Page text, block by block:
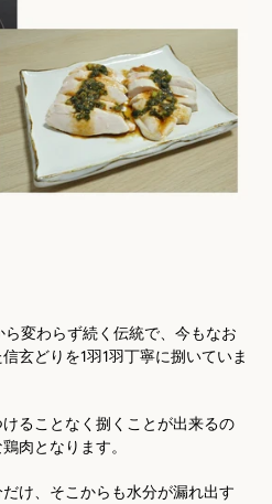
変わらず続く伝統で、今もなお
玄どりを1羽1羽丁寧に捌いていま
ることなく捌くことが出来るの
肉となります。
け、そこからも水分が漏れ出す